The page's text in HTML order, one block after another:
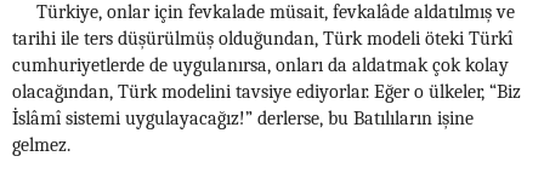
Türkiye, onlar için fevkalade müsait, fevkalâde aldatılmış ve
tarihi ile ters düşürülmüş olduğundan, Türk modeli öteki Türkî
cumhuriyetlerde de uygulanırsa, onları da aldatmak çok kolay
olacağından, Türk modelini tavsiye ediyorlar. Eğer o ülkeler, “Biz
İslâmî sistemi uygulayacağız!” derlerse, bu Batılıların işine
gelmez.